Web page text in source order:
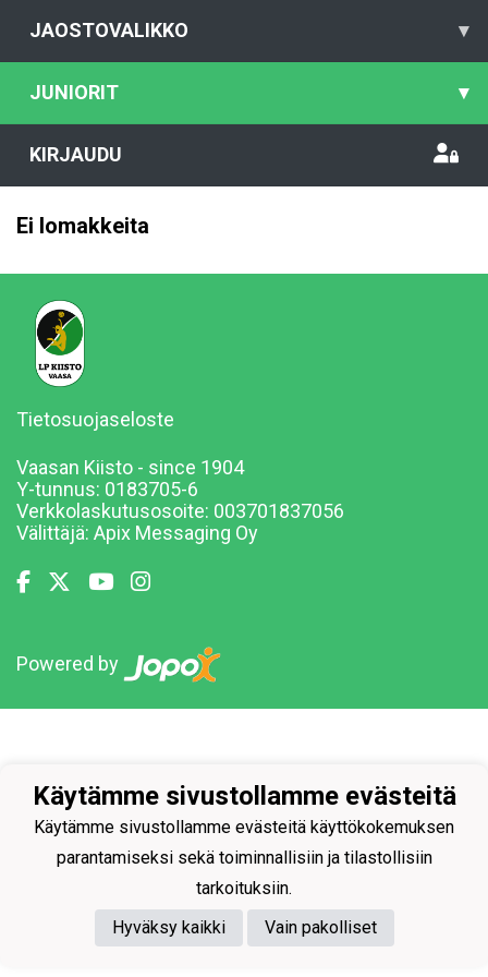
JAOSTOVALIKKO ▾
JUNIORIT ▾
KIRJAUDU
Ei lomakkeita
Tietosuojaseloste
Vaasan Kiisto - since 1904
Y-tunnus: 0183705-6
Verkkolaskutusosoite: 003701837056
Välittäjä: Apix Messaging Oy
Powered by
Käytämme sivustollamme evästeitä
Käytämme sivustollamme evästeitä käyttökokemuksen
parantamiseksi sekä toiminnallisiin ja tilastollisiin
tarkoituksiin.
Hyväksy kaikki
Vain pakolliset